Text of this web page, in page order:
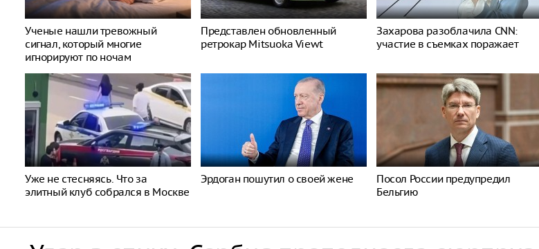
Ученые нашли тревожный
сигнал, который многие
игнорируют по ночам
Представлен обновленный
ретрокар Mitsuoka Viewt
Захарова разоблачила CNN:
участие в съемках поражает
Уже не стесняясь. Что за
элитный клуб собрался в Москве
Эрдоган пошутил о своей жене
Посол России предупредил
Бельгию